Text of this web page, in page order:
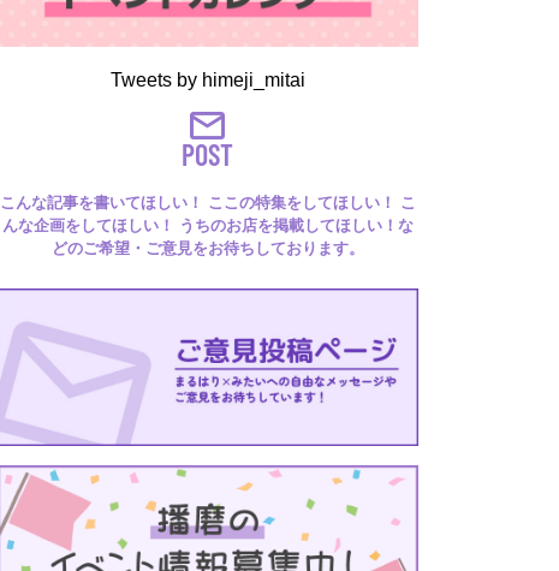
Tweets by himeji_mitai
POST
こんな記事を書いてほしい！ ここの特集をしてほしい！ こ
んな企画をしてほしい！ うちのお店を掲載してほしい！な
どのご希望・ご意見をお待ちしております。